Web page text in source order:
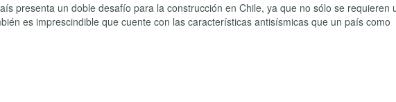
presenta un doble desafío para la construcción en Chile, ya que no sólo se requieren
es imprescindible que cuente con las características antisísmicas que un país como